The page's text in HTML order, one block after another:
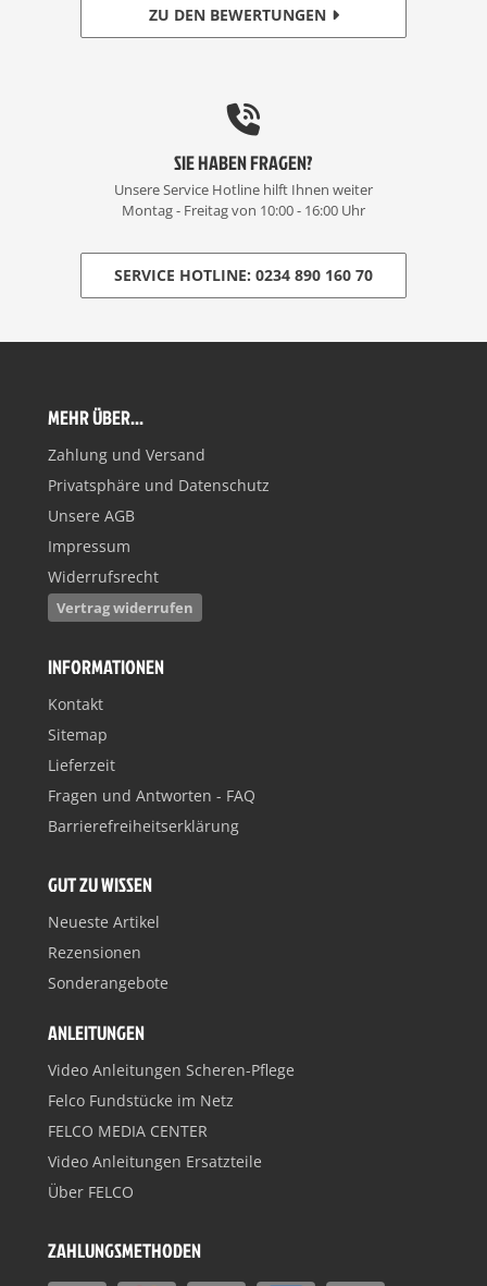
ZU DEN BEWERTUNGEN
SIE HABEN FRAGEN?
Unsere Service Hotline hilft Ihnen weiter
Montag - Freitag von 10:00 - 16:00 Uhr
SERVICE HOTLINE: 0234 890 160 70
MEHR ÜBER...
Zahlung und Versand
Privatsphäre und Datenschutz
Unsere AGB
Impressum
Widerrufsrecht
Vertrag widerrufen
INFORMATIONEN
Kontakt
Sitemap
Lieferzeit
Fragen und Antworten - FAQ
Barrierefreiheitserklärung
GUT ZU WISSEN
Neueste Artikel
Rezensionen
Sonderangebote
ANLEITUNGEN
Video Anleitungen Scheren-Pflege
Felco Fundstücke im Netz
FELCO MEDIA CENTER
Video Anleitungen Ersatzteile
Über FELCO
ZAHLUNGSMETHODEN